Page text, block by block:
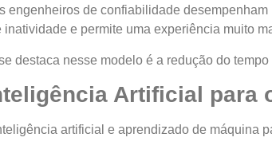
engenheiros de confiabilidade
inatividade e permite uma experiência muito
destaca nesse modelo é a redução do
Artificial para
artificial e aprendizado de máquina